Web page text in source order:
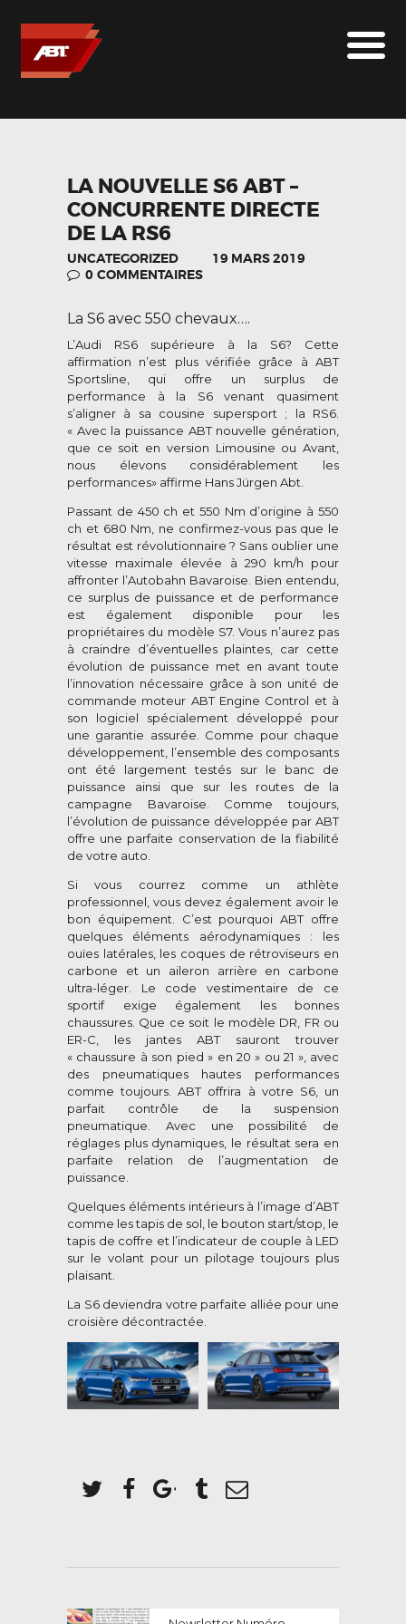
ABT SPORTSLINE FRANCE
MARQUES
ABT
CONTACT
LA NOUVELLE S6 ABT –
CONCURRENTE DIRECTE
DE LA RS6
UNCATEGORIZED
19 MARS 2019
0 COMMENTAIRES
La S6 avec 550 chevaux….
L’Audi RS6 supérieure à la S6? Cette
affirmation n’est plus vérifiée grâce à ABT
Sportsline, qui offre un surplus de
performance à la S6 venant quasiment
s’aligner à sa cousine supersport ; la RS6.
« Avec la puissance ABT nouvelle génération,
que ce soit en version Limousine ou Avant,
nous élevons considérablement les
performances» affirme Hans Jürgen Abt.
Passant de 450 ch et 550 Nm d’origine à 550
ch et 680 Nm, ne confirmez-vous pas que le
résultat est révolutionnaire ? Sans oublier une
vitesse maximale élevée à 290 km/h pour
affronter l’Autobahn Bavaroise. Bien entendu,
ce surplus de puissance et de performance
est également disponible pour les
propriétaires du modèle S7. Vous n’aurez pas
à craindre d’éventuelles plaintes, car cette
évolution de puissance met en avant toute
l’innovation nécessaire grâce à son unité de
commande moteur ABT Engine Control et à
son logiciel spécialement développé pour
une garantie assurée. Comme pour chaque
développement, l’ensemble des composants
ont été largement testés sur le banc de
puissance ainsi que sur les routes de la
campagne Bavaroise. Comme toujours,
l’évolution de puissance développée par ABT
offre une parfaite conservation de la fiabilité
de votre auto.
Si vous courrez comme un athlète
professionnel, vous devez également avoir le
bon équipement. C’est pourquoi ABT offre
quelques éléments aérodynamiques : les
ouïes latérales, les coques de rétroviseurs en
carbone et un aileron arrière en carbone
ultra-léger. Le code vestimentaire de ce
sportif exige également les bonnes
chaussures. Que ce soit le modèle DR, FR ou
ER-C, les jantes ABT sauront trouver
« chaussure à son pied » en 20 » ou 21 », avec
des pneumatiques hautes performances
comme toujours. ABT offrira à votre S6, un
parfait contrôle de la suspension
pneumatique. Avec une possibilité de
réglages plus dynamiques, le résultat sera en
parfaite relation de l’augmentation de
puissance.
Quelques éléments intérieurs à l’image d’ABT
comme les tapis de sol, le bouton start/stop, le
tapis de coffre et l’indicateur de couple à LED
sur le volant pour un pilotage toujours plus
plaisant.
La S6 deviendra votre parfaite alliée pour une
croisière décontractée.
Previous